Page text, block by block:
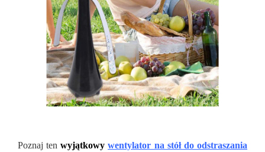
Poznaj tenwyjątkowy wentylator na stół do odstraszania